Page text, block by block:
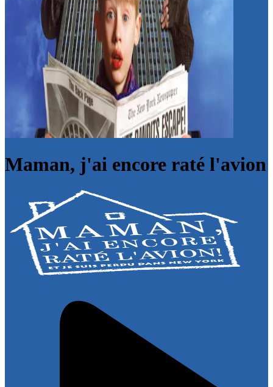
Maman, j'ai encore raté l'avion